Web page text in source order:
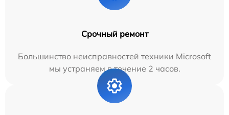
Срочный ремонт
Большинство неисправностей техники Microsoft
мы устраняем в течение 2 часов.